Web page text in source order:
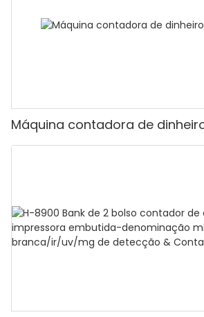
Máquina contadora de dinheiro